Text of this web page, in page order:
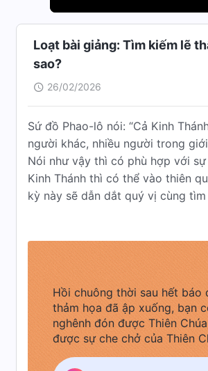
Loạt bài giảng: Tìm kiếm lẽ
sao?
26/02/2026
Sứ đồ Phao-lô nói: “Cả Kinh
người khác, nhiều người trong
Nói như vậy thì có phù hợp với
Kinh Thánh thì có thể vào thiên
kỳ này sẽ dẫn dắt quý vị cùng
Hồi chuông thời sau hết báo
thảm họa đã ập xuống, bạn
nghênh đón được Thiên
được sự che chở của Thiên